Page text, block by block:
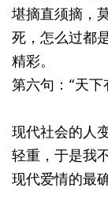
堪摘直须摘，
死，怎么过都
精彩。
第六句：“天下
现代社会的人
轻重，于是我
现代爱情的最